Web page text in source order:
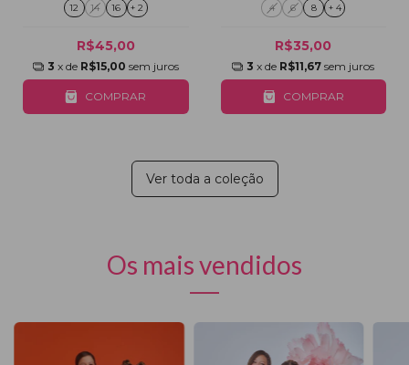
12 14 16 + 2
R$45,00
3 x de R$15,00 sem juros
COMPRAR
4 6 8 + 4
R$35,00
3 x de R$11,67 sem juros
COMPRAR
Ver toda a coleção
Os mais vendidos